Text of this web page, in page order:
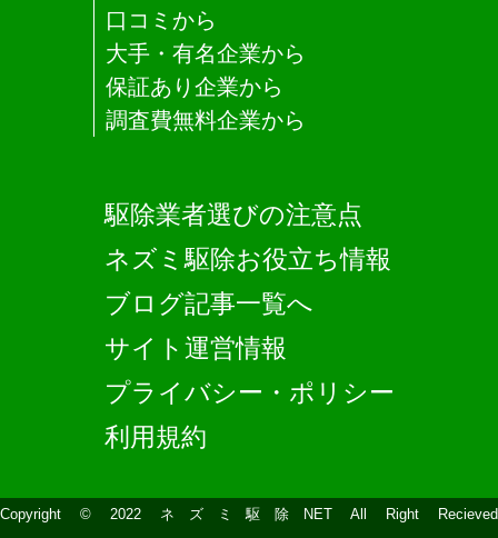
口コミから
大手・有名企業から
保証あり企業から
調査費無料企業から
駆除業者選びの注意点
ネズミ駆除お役立ち情報
ブログ記事一覧へ
サイト運営情報
プライバシー・ポリシー
利用規約
Copyright © 2022 ネズミ駆除NET All Right Recieved